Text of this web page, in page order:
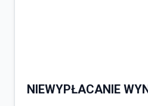
NIEWYPŁACANIE